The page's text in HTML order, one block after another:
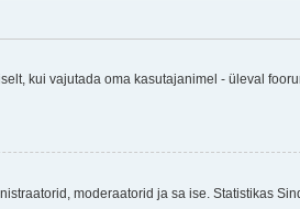
kui vajutada oma kasutajanimel - üleval
moderaatorid ja sa ise. Statistikas